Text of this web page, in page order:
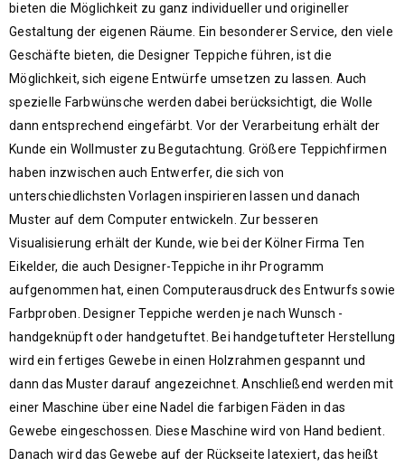
bieten die Möglichkeit zu ganz individueller und origineller
Gestaltung der eigenen Räume. Ein besonderer Service, den viele
Geschäfte bieten, die Designer Teppiche führen, ist die
Möglichkeit, sich eigene Entwürfe umsetzen zu lassen. Auch
spezielle Farbwünsche werden dabei berücksichtigt, die Wolle
dann entsprechend eingefärbt. Vor der Verarbeitung erhält der
Kunde ein Wollmuster zu Begutachtung. Größere Teppichfirmen
haben inzwischen auch Entwerfer, die sich von
unterschiedlichsten Vorlagen inspirieren lassen und danach
Muster auf dem Computer entwickeln. Zur besseren
Visualisierung erhält der Kunde, wie bei der Kölner Firma Ten
Eikelder, die auch Designer-Teppiche in ihr Programm
aufgenommen hat, einen Computerausdruck des Entwurfs sowie
Farbproben. Designer Teppiche werden je nach Wunsch -
handgeknüpft oder handgetuftet. Bei handgetufteter Herstellung
wird ein fertiges Gewebe in einen Holzrahmen gespannt und
dann das Muster darauf angezeichnet. Anschließend werden mit
einer Maschine über eine Nadel die farbigen Fäden in das
Gewebe eingeschossen. Diese Maschine wird von Hand bedient.
Danach wird das Gewebe auf der Rückseite latexiert, das heißt